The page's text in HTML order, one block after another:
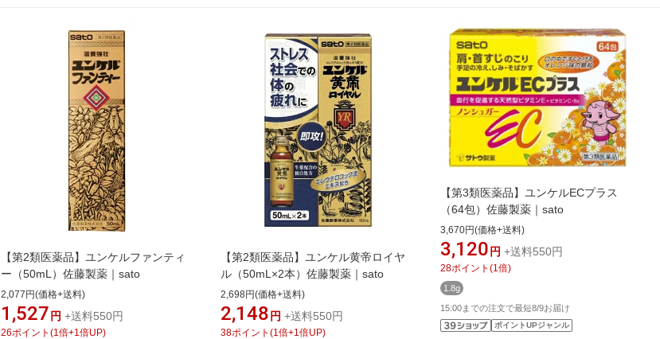
【第2類医薬品】ユンケルファンティ
ー（50mL）佐藤製薬｜sato
2,077円(価格+送料)
1,527 円 +送料550円
26ポイント (1 倍+1 倍UP)
【第2類医薬品】ユンケル黄帝ロイヤ
ル（50mL×2本）佐藤製薬｜sato
2,698円(価格+送料)
2,148 円 +送料550円
38ポイント (1 倍+1 倍UP)
【第3類医薬品】ユンケルECプラス
（64包）佐藤製薬｜sato
3,670円(価格+送料)
3,120 円 +送料550円
28ポイント (1倍)
1.8g
15:00までの注文で最短8/9お届け
ポイントUPジャンル